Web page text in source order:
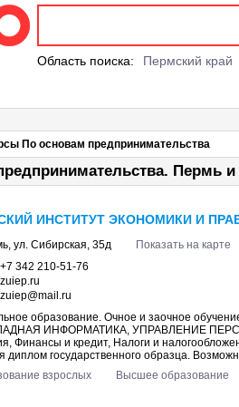
Область поиска: Пермский край
По основам предпринимательства
Пермь
ИНСТИТУТ ЭКОНОМИКИ И
, ул. Сибирская, 35д
Показать на карте
+7 342 210-51-76
zuiep.ru
zuiep@mail.ru
образование. Очное и заочное
ИНФОРМАТИКА, УПРАВЛЕНИЕ
Финансы и кредит, Налоги и
диплом государственного образца.
взрослых
Высшее образование